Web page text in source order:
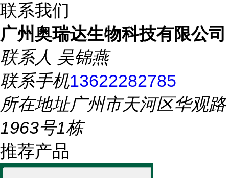
联系我们
广州奥瑞达生物科技有限公司
联系人 吴锦燕
联系手机13622282785
所在地址广州市天河区华观路
1963号1栋
推荐产品